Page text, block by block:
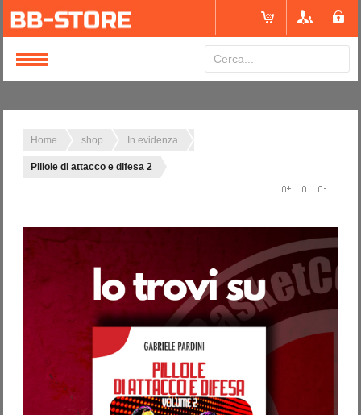
Home shop In evidenza
Pillole di attacco e difesa 2
Login
Password
Ricordami
Password dimenticata?
Nome utente dimenticato?